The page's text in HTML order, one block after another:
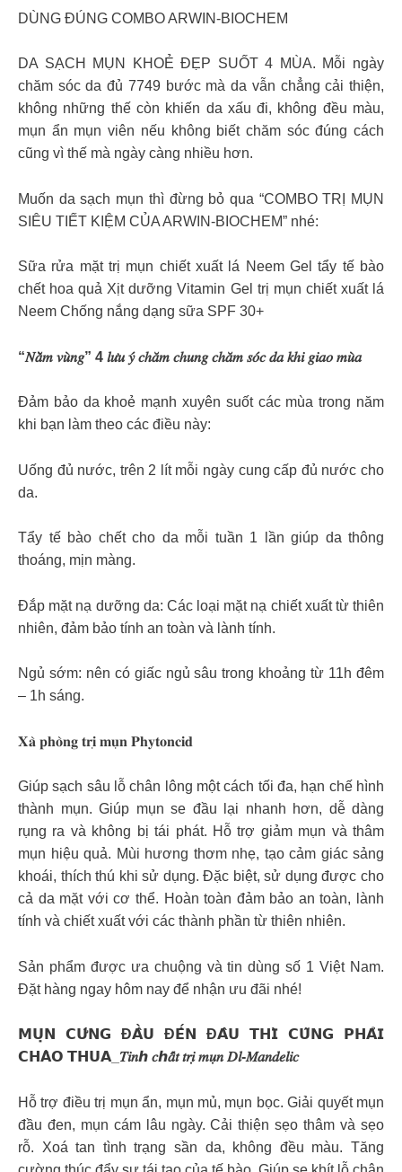
DÙNG ĐÚNG COMBO ARWIN-BIOCHEM
DA SẠCH MỤN KHOẺ ĐẸP SUỐT 4 MÙA. Mỗi ngày
chăm sóc da đủ 7749 bước mà da vẫn chẳng cải thiện,
không những thế còn khiến da xấu đi, không đều màu,
mụn ẩn mụn viên nếu không biết chăm sóc đúng cách
cũng vì thế mà ngày càng nhiều hơn.
Muốn da sạch mụn thì đừng bỏ qua “COMBO TRỊ MỤN
SIÊU TIẾT KIỆM CỦA ARWIN-BIOCHEM” nhé:
Sữa rửa mặt trị mụn chiết xuất lá Neem Gel tẩy tế bào
chết hoa quả Xịt dưỡng Vitamin Gel trị mụn chiết xuất lá
Neem Chống nắng dạng sữa SPF 30+
“𝑁𝑎̆̀𝑚 𝑣𝑢̀𝑛𝑔” 4 𝑙𝑢̛𝑢 𝑦́ 𝑐ℎ𝑎̆𝑚 𝑐ℎ𝑢𝑛𝑔 𝑐ℎ𝑎̆𝑚 𝑠𝑜́𝑐 𝑑𝑎 𝑘ℎ𝑖 𝑔𝑖𝑎𝑜 𝑚𝑢̀𝑎
Đảm bảo da khoẻ mạnh xuyên suốt các mùa trong năm
khi bạn làm theo các điều này:
Uống đủ nước, trên 2 lít mỗi ngày cung cấp đủ nước cho
da.
Tẩy tế bào chết cho da mỗi tuần 1 lần giúp da thông
thoáng, mịn màng.
Đắp mặt nạ dưỡng da: Các loại mặt nạ chiết xuất từ thiên
nhiên, đảm bảo tính an toàn và lành tính.
Ngủ sớm: nên có giấc ngủ sâu trong khoảng từ 11h đêm
– 1h sáng.
𝐗𝐚̀ 𝐩𝐡𝐨̀𝐧𝐠 𝐭𝐫𝐢̣ 𝐦𝐮̣𝐧 𝐏𝐡𝐲𝐭𝐨𝐧𝐜𝐢𝐝
Giúp sạch sâu lỗ chân lông một cách tối đa, hạn chế hình
thành mụn. Giúp mụn se đầu lại nhanh hơn, dễ dàng
rụng ra và không bị tái phát. Hỗ trợ giảm mụn và thâm
mụn hiệu quả. Mùi hương thơm nhẹ, tạo cảm giác sảng
khoái, thích thú khi sử dụng. Đặc biệt, sử dụng được cho
cả da mặt với cơ thể. Hoàn toàn đảm bảo an toàn, lành
tính và chiết xuất với các thành phần từ thiên nhiên.
Sản phẩm được ưa chuộng và tin dùng số 1 Việt Nam.
Đặt hàng ngay hôm nay để nhận ưu đãi nhé!
𝗠𝗨̣𝗡 𝗖𝗨̛́𝗡𝗚 Đ𝗔̂̀𝗨 Đ𝗘̂́𝗡 Đ𝗔̂𝗨 𝗧𝗛𝗜̀ 𝗖𝗨̃𝗡𝗚 𝗣𝗛𝗔̉𝗜
𝗖𝗛𝗔̀𝗢 𝗧𝗛𝗨𝗔_𝑇𝑖𝑛ℎ 𝑐ℎ𝑎̂́𝑡 𝑡𝑟𝑖̣ 𝑚𝑢̣𝑛 𝐷𝑙-𝑀𝑎𝑛𝑑𝑒𝑙𝑖𝑐
Hỗ trợ điều trị mụn ẩn, mụn mủ, mụn bọc. Giải quyết mụn
đầu đen, mụn cám lâu ngày. Cải thiện sẹo thâm và sẹo
rỗ. Xoá tan tình trạng sần da, không đều màu. Tăng